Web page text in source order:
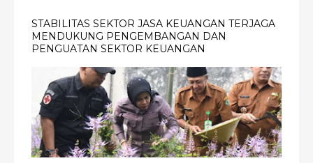
STABILITAS SEKTOR JASA KEUANGAN TERJAGA
MENDUKUNG PENGEMBANGAN DAN
PENGUATAN SEKTOR KEUANGAN